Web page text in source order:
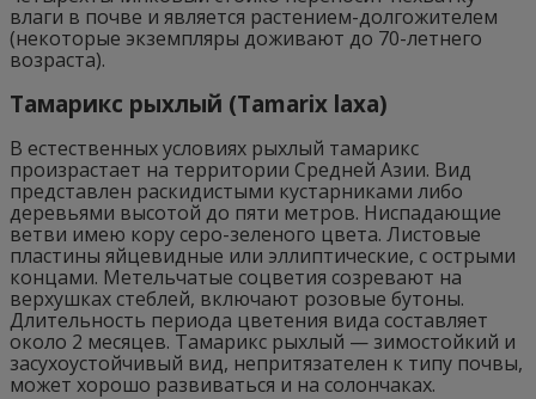
влаги в почве и является растением-долгожителем
(некоторые экземпляры доживают до 70-летнего
возраста).
Тамарикс рыхлый (Tamarix laxa)
В естественных условиях рыхлый тамарикс
произрастает на территории Средней Азии. Вид
представлен раскидистыми кустарниками либо
деревьями высотой до пяти метров. Ниспадающие
ветви имею кору серо-зеленого цвета. Листовые
пластины яйцевидные или эллиптические, с острыми
концами. Метельчатые соцветия созревают на
верхушках стеблей, включают розовые бутоны.
Длительность периода цветения вида составляет
около 2 месяцев. Тамарикс рыхлый — зимостойкий и
засухоустойчивый вид, непритязателен к типу почвы,
может хорошо развиваться и на солончаках.